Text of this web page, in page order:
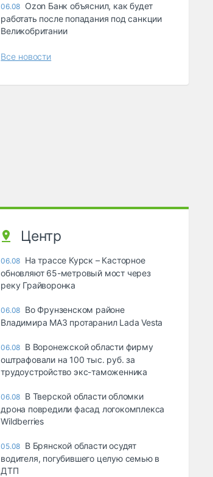
06.08 Ozon Банк объяснил, как будет
работать после попадания под санкции
Великобритании
Все новости
Центр
06.08 На трассе Курск – Касторное
обновляют 65-метровый мост через
реку Грайворонка
06.08 Во Фрунзенском районе
Владимира МАЗ протаранил Lada Vesta
06.08 В Воронежской области фирму
оштрафовали на 100 тыс. руб. за
трудоустройство экс-таможенника
06.08 В Тверской области обломки
дрона повредили фасад логокомплекса
Wildberries
05.08 В Брянской области осудят
водителя, погубившего целую семью в
ДТП